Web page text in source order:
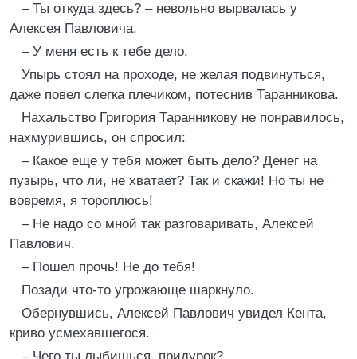
– Ты откуда здесь? – невольно вырвалась у
Алексея Павловича.
– У меня есть к тебе дело.
Упырь стоял на проходе, не желая подвинуться,
даже повел слегка плечиком, потеснив Таранникова.
Нахальство Григория Таранникову не понравилось,
нахмурившись, он спросил:
– Какое еще у тебя может быть дело? Денег на
пузырь, что ли, не хватает? Так и скажи! Но ты не
вовремя, я тороплюсь!
– Не надо со мной так разговаривать, Алексей
Павлович.
– Пошел прочь! Не до тебя!
Позади что-то угрожающе шаркнуло.
Обернувшись, Алексей Павлович увидел Кента,
криво усмехавшегося.